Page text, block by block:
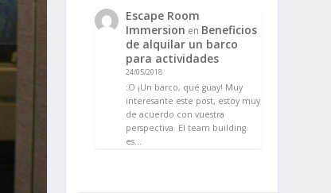
Escape Room
Immersion en Beneficios
de alquilar un barco
para actividades
24/05/2018
:O ¡Un barco, qué guay! Muy
interesante este post, estoy muy
de acuerdo con vuestra
perspectiva. El team building
es…